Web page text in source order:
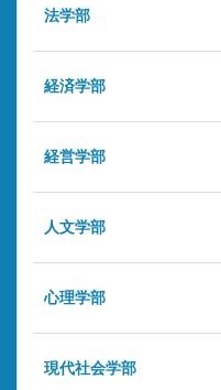
法学部
経済学部
経営学部
人文学部
心理学部
現代社会学部